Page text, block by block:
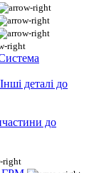
Інші деталі до
до